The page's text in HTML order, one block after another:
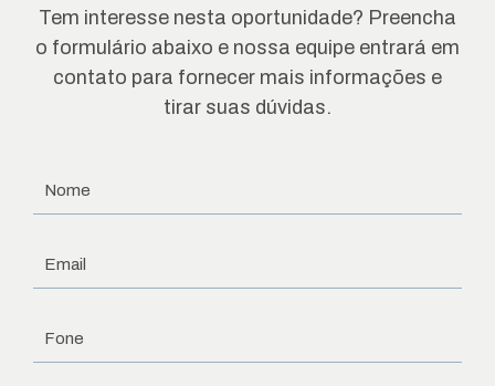
Tem interesse nesta oportunidade? Preencha
o formulário abaixo e nossa equipe entrará em
contato para fornecer mais informações e
tirar suas dúvidas.